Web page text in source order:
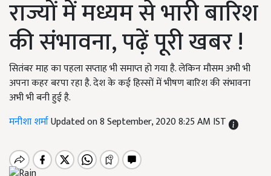
राज्यों में मध्यम से भारी बारिश
की संभावना, पढ़ें पूरी खबर !
सितंबर माह का पहला सप्ताह भी समाप्त हो गया है. लेकिन मौसम अभी भी
अपना कहर बरपा रहा है. देश के कई हिस्सों में भीषण बारिश की संभावना
अभी भी बनी हुई है.
मनीशा शर्माUpdated on 8 September, 2020 8:25 AM IST